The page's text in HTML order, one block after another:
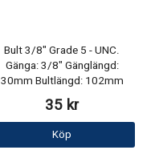
Bult 3/8" Grade 5 - UNC.
Gänga: 3/8" Gänglängd:
30mm Bultlängd: 102mm
35 kr
Köp